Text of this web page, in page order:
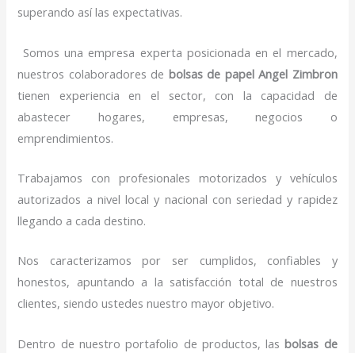
superando así las expectativas.
Somos una empresa experta posicionada en el mercado,
nuestros colaboradores de bolsas de papelAngel Zimbron
tienen experiencia en el sector, con la capacidad de
abastecer hogares, empresas, negocios o
emprendimientos.
Trabajamos con profesionales motorizados y vehículos
autorizados a nivel local y nacional con seriedad y rapidez
llegando a cada destino.
Nos caracterizamos por ser cumplidos, confiables y
honestos, apuntando a la satisfacción total de nuestros
clientes, siendo ustedes nuestro mayor objetivo.
Dentro de nuestro portafolio de productos, lasbolsas de